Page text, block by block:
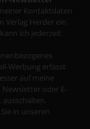
Kontaktdaten
Verlag Herder ein.
ich jederzeit
Werbung erfasst
auf meine
oder E-
in unseren